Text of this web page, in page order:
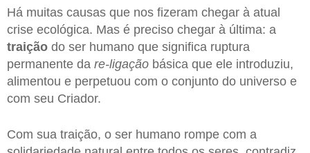
Há muitas causas que nos fizeram chegar à atual
crise ecológica. Mas é preciso chegar à última: a
traição do ser humano que significa ruptura
permanente da re-ligação básica que ele introduziu,
alimentou e perpetuou com o conjunto do universo e
com seu Criador.
Com sua traição, o ser humano rompe com a